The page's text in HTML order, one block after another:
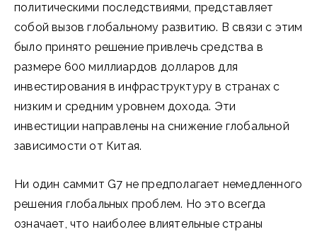
политическими последствиями, представляет
собой вызов глобальному развитию. В связи с этим
было принято решение привлечь средства в
размере 600 миллиардов долларов для
инвестирования в инфраструктуру в странах с
низким и средним уровнем дохода. Эти
инвестиции направлены на снижение глобальной
зависимости от Китая.
Ни один саммит G7 не предполагает немедленного
решения глобальных проблем. Но это всегда
означает, что наиболее влиятельные страны